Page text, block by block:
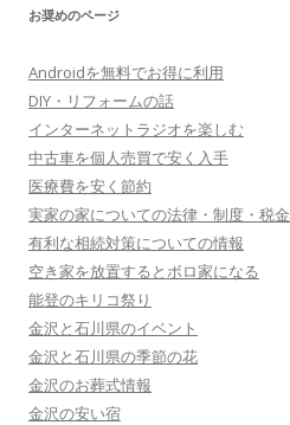
お奨めのページ
Androidを無料でお得に利用
DIY・リフォームの話
インターネットラジオを楽しむ
中古車を個人売買で安く入手
医療費を安く節約
実家の家についての法律・制度・税金
有利な相続対策についての情報
空き家を放置するとボロ家になる
能登のキリコ祭り
金沢と石川県のイベント
金沢と石川県の季節の花
金沢のお葬式情報
金沢の安い宿